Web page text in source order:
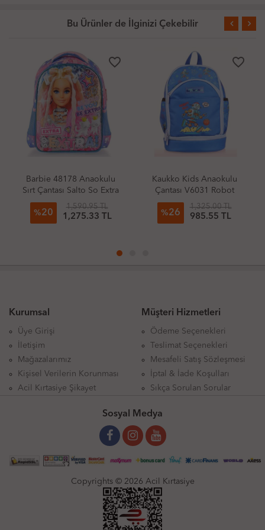
Bu Ürünler de İlginizi Çekebilir
favorite_border
Barbie 48178 Anaokulu
Sırt Çantası Salto So Extra
%20
1,590.95 TL
1,275.33 TL
favorite_border
Kaukko Kids Anaokulu
Çantası V6031 Robot
(Beslenme Bölmeli)
%26
1,325.00 TL
985.55 TL
Kurumsal
Üye Girişi
İletişim
Mağazalarımız
Kişisel Verilerin Korunması
Acil Kırtasiye Şikayet
Müşteri Hizmetleri
Ödeme Seçenekleri
Teslimat Seçenekleri
Mesafeli Satış Sözleşmesi
İptal & İade Koşulları
Sıkça Sorulan Sorular
Sosyal Medya
Copyrights © 2026 Acil Kırtasiye